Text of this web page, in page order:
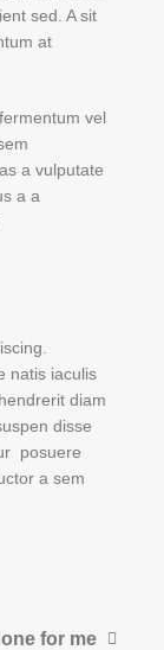
sed. A sit
at
vel
a vulputate
a a
natis iaculis
diam
disse
posuere
a sem
for me?